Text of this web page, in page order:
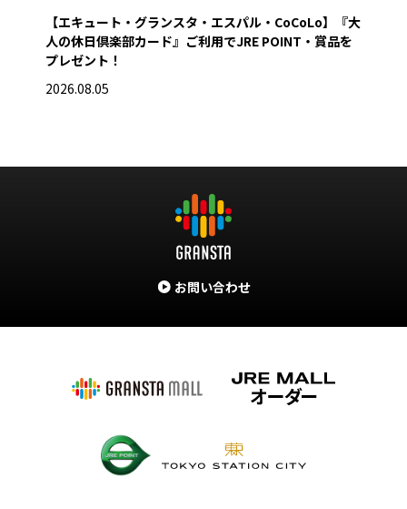
【エキュート・グランスタ・エスパル・CoCoLo】『大
人の休日倶楽部カード』ご利用でJRE POINT・賞品を
プレゼント！
2026.08.05
お問い合わせ